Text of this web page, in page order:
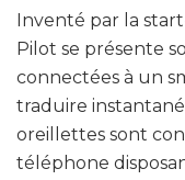
Inventé par la
Pilot se présente
connectées à un
traduire
oreillettes sont
téléphone